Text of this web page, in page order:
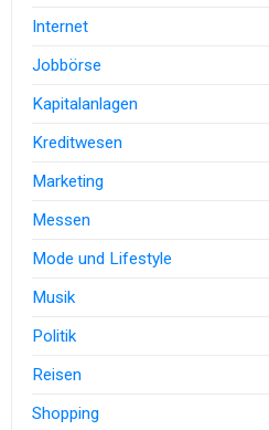
Internet
Jobbörse
Kapitalanlagen
Kreditwesen
Marketing
Messen
Mode und Lifestyle
Musik
Politik
Reisen
Shopping